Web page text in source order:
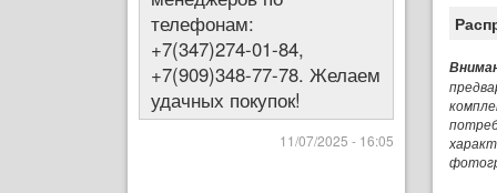
телефонам:
+7(347)274-01-84,
+7(909)348-77-78. Желаем
удачных покупок!
11/07/2025 - 16:05